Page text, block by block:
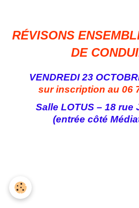
RÉVISONS
DE
VENDREDI 23
sur inscription au 06
Salle LOTUS – 18 rue
(entrée côté